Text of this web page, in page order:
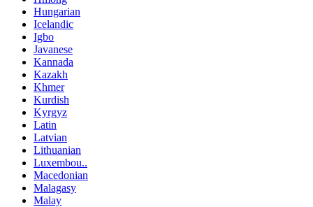
Hungarian
Icelandic
Igbo
Javanese
Kannada
Kazakh
Khmer
Kurdish
Kyrgyz
Latin
Latvian
Lithuanian
Luxembou..
Macedonian
Malagasy
Malay